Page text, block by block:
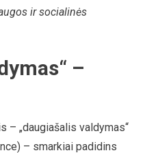
ir socialinės
–
– „daugiašalis valdymas“
– smarkiai padidins